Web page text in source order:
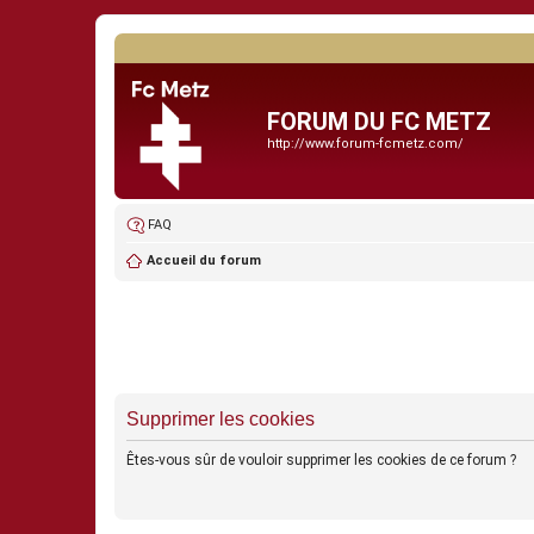
FORUM DU FC METZ
http://www.forum-fcmetz.com/
FAQ
Accueil du forum
Supprimer les cookies
Êtes-vous sûr de vouloir supprimer les cookies de ce forum ?